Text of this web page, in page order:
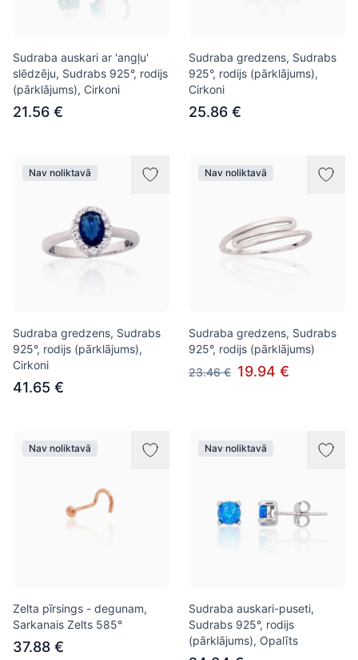
Sudraba auskari ar 'angļu'
slēdzēju, Sudrabs 925°, rodijs
(pārklājums), Cirkoni
21.56 €
Sudraba gredzens, Sudrabs
925°, rodijs (pārklājums),
Cirkoni
25.86 €
Nav noliktavā
Sudraba gredzens, Sudrabs
925°, rodijs (pārklājums),
Cirkoni
41.65 €
Nav noliktavā
Sudraba gredzens, Sudrabs
925°, rodijs (pārklājums)
23.46 € 19.94 €
Nav noliktavā
Zelta pīrsings - degunam,
Sarkanais Zelts 585°
37.88 €
Nav noliktavā
Sudraba auskari-puseti,
Sudrabs 925°, rodijs
(pārklājums), Opalīts